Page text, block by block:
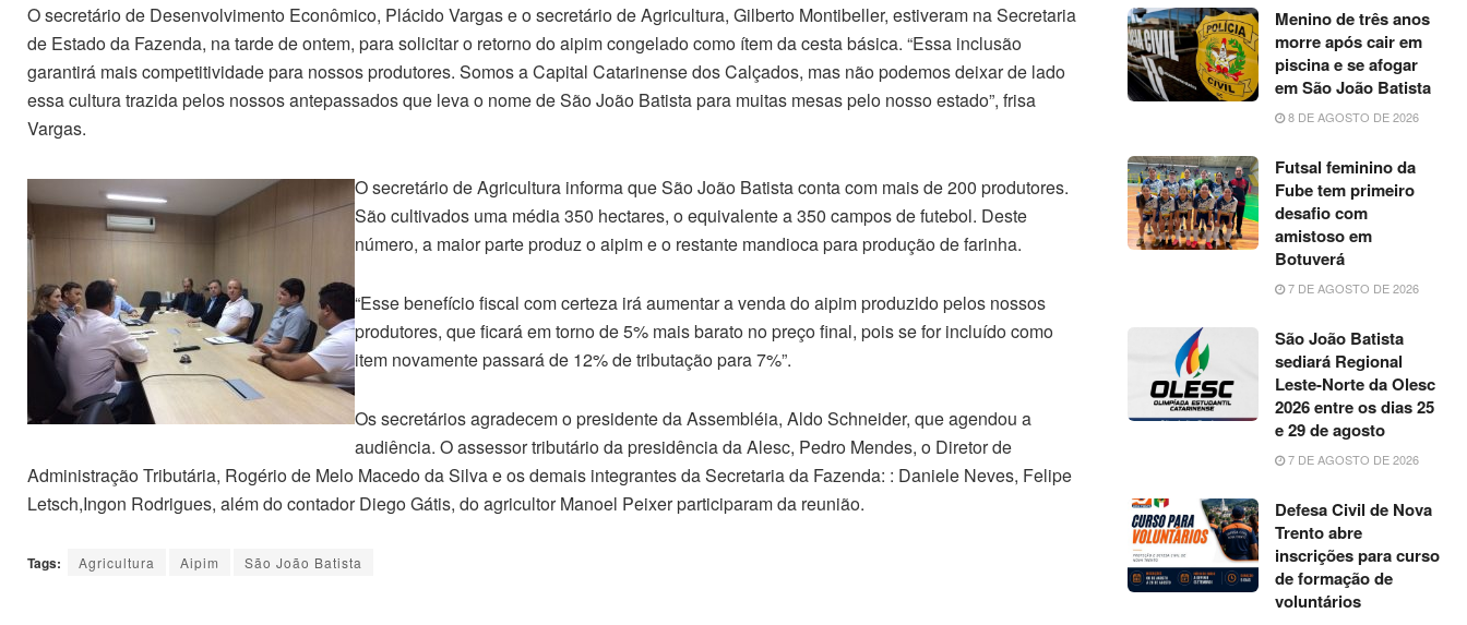
O secretário de Desenvolvimento Econômico, Plácido Vargas e o secretário de Agricultura, Gilberto Montibeller, estiveram na Secretaria
de Estado da Fazenda, na tarde de ontem, para solicitar o retorno do aipim congelado como ítem da cesta básica. “Essa inclusão
garantirá mais competitividade para nossos produtores. Somos a Capital Catarinense dos Calçados, mas não podemos deixar de lado
essa cultura trazida pelos nossos antepassados que leva o nome de São João Batista para muitas mesas pelo nosso estado”, frisa
Vargas.
O secretário de Agricultura informa que São João Batista conta com mais de 200 produtores.
São cultivados uma média 350 hectares, o equivalente a 350 campos de futebol. Deste
número, a maior parte produz o aipim e o restante mandioca para produção de farinha.
“Esse benefício fiscal com certeza irá aumentar a venda do aipim produzido pelos nossos
produtores, que ficará em torno de 5% mais barato no preço final, pois se for incluído como
item novamente passará de 12% de tributação para 7%”.
Os secretários agradecem o presidente da Assembléia, Aldo Schneider, que agendou a
audiência. O assessor tributário da presidência da Alesc, Pedro Mendes, o Diretor de
Administração Tributária, Rogério de Melo Macedo da Silva e os demais integrantes da Secretaria da Fazenda: : Daniele Neves, Felipe
Letsch,Ingon Rodrigues, além do contador Diego Gátis, do agricultor Manoel Peixer participaram da reunião.
Tags: Agricultura Aipim São João Batista
Menino de três anos
morre após cair em
piscina e se afogar
em São João Batista
8 DE AGOSTO DE 2026
Futsal feminino da
Fube tem primeiro
desafio com
amistoso em
Botuverá
7 DE AGOSTO DE 2026
São João Batista
sediará Regional
Leste-Norte da Olesc
2026 entre os dias 25
e 29 de agosto
7 DE AGOSTO DE 2026
Defesa Civil de Nova
Trento abre
inscrições para curso
de formação de
voluntários